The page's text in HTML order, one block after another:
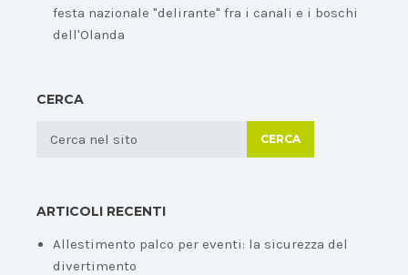
festa nazionale "delirante" fra i canali e i boschi
dell'Olanda
CERCA
CERCA
ARTICOLI RECENTI
Allestimento palco per eventi: la sicurezza del
divertimento